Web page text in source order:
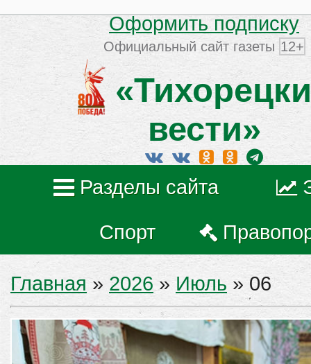
Оформить подписку
Официальный сайт газеты 12+
вести»
Разделы сайта
Спорт
Главная » 2026 » Июль » 06